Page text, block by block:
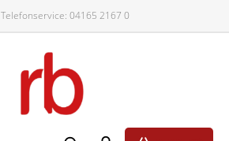
Telefonservice: 04165 2167 0